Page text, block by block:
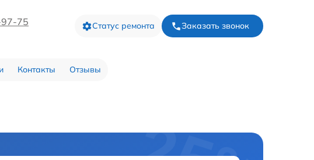
75 Статус ремонта Заказать звонок
Контакты Отзывы